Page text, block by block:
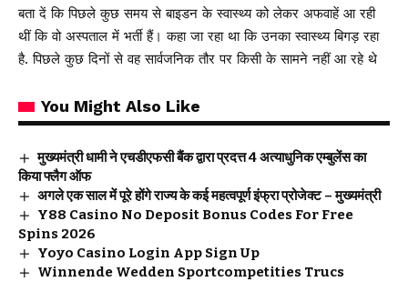
बता दें कि पिछले कुछ समय से बाइडन के स्वास्थ्य को लेकर अफवाहें आ रही
थीं कि वो अस्पताल में भर्ती हैं। कहा जा रहा था कि उनका स्वास्थ्य बिगड़ रहा
है. पिछले कुछ दिनों से वह सार्वजनिक तौर पर किसी के सामने नहीं आ रहे थे
You Might Also Like
मुख्यमंत्री धामी ने एचडीएफसी बैंक द्वारा प्रदत्त 4 अत्याधुनिक एम्बुलेंस का
किया फ्लैग ऑफ
अगले एक साल में पूरे होंगे राज्य के कई महत्वपूर्ण इंफ्रा प्रोजेक्ट – मुख्यमंत्री
Y88 Casino No Deposit Bonus Codes For Free
Spins 2026
Yoyo Casino Login App Sign Up
Winnende Wedden Sportcompetities Trucs